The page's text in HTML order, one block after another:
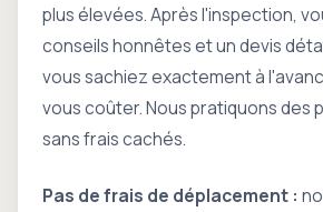
plus élevées. Après l'inspection,
conseils honnêtes et un devis
vous sachiez exactement à
vous coûter. Nous pratiquons des
sans frais cachés.
Pas de frais de déplacement :